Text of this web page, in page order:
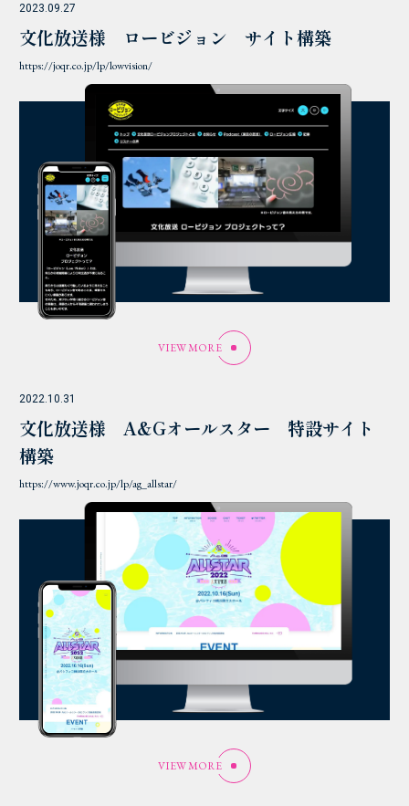
2023.09.27
文化放送様 ロービジョン サイト構築
https://joqr.co.jp/lp/lowvision/
VIEW MORE
2022.10.31
文化放送様 A&Gオールスター 特設サイト
構築
https://www.joqr.co.jp/lp/ag_allstar/
VIEW MORE